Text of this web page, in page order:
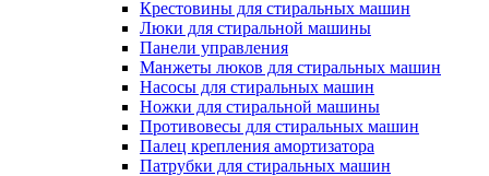
Крестовины для стиральных машин
Люки для стиральной машины
Панели управления
Манжеты люков для стиральных машин
Насосы для стиральных машин
Ножки для стиральной машины
Противовесы для стиральных машин
Палец крепления амортизатора
Патрубки для стиральных машин